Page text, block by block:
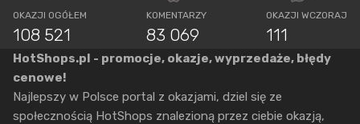
OKAZJI OGÓŁEM
108 521
KOMENTARZY
83 069
OKAZJI WCZORAJ
111
HotShops.pl - promocje, okazje, wyprzedaże, błędy
cenowe!
Najlepszy w Polsce portal z okazjami, dziel się ze
społecznością HotShops znalezioną przez ciebie okazją,